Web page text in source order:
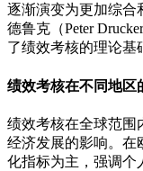
逐渐演变为更加综合
德鲁克（Peter
了绩效考核的理论基
绩效考核在不同地区
绩效考核在全球范围
经济发展的影响。在
化指标为主，强调个